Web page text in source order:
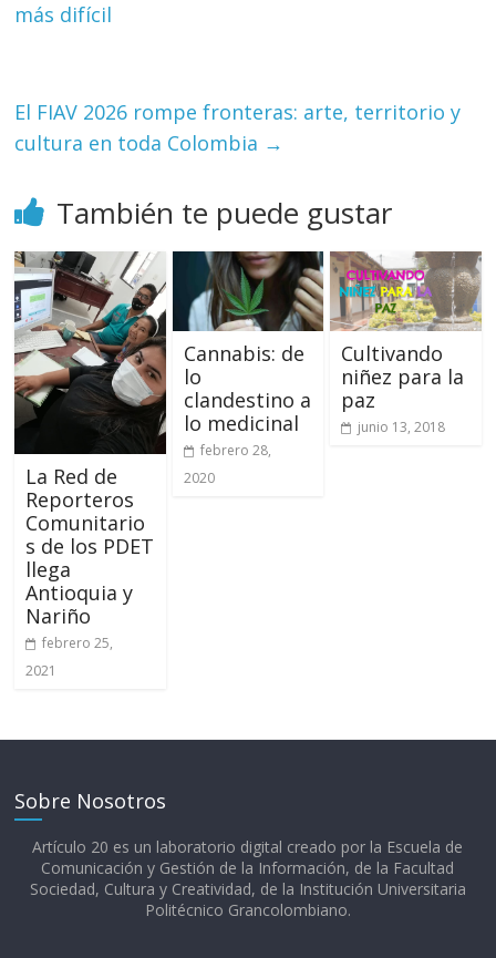
más difícil
El FIAV 2026 rompe fronteras: arte, territorio y
cultura en toda Colombia →
También te puede gustar
La Red de
Reporteros
Comunitario
s de los PDET
llega
Antioquia y
Nariño
febrero 25,
2021
Cannabis: de
lo
clandestino a
lo medicinal
febrero 28,
2020
Cultivando
niñez para la
paz
junio 13, 2018
Sobre Nosotros
Artículo 20 es un laboratorio digital creado por la Escuela de
Comunicación y Gestión de la Información, de la Facultad
Sociedad, Cultura y Creatividad, de la Institución Universitaria
Politécnico Grancolombiano.​